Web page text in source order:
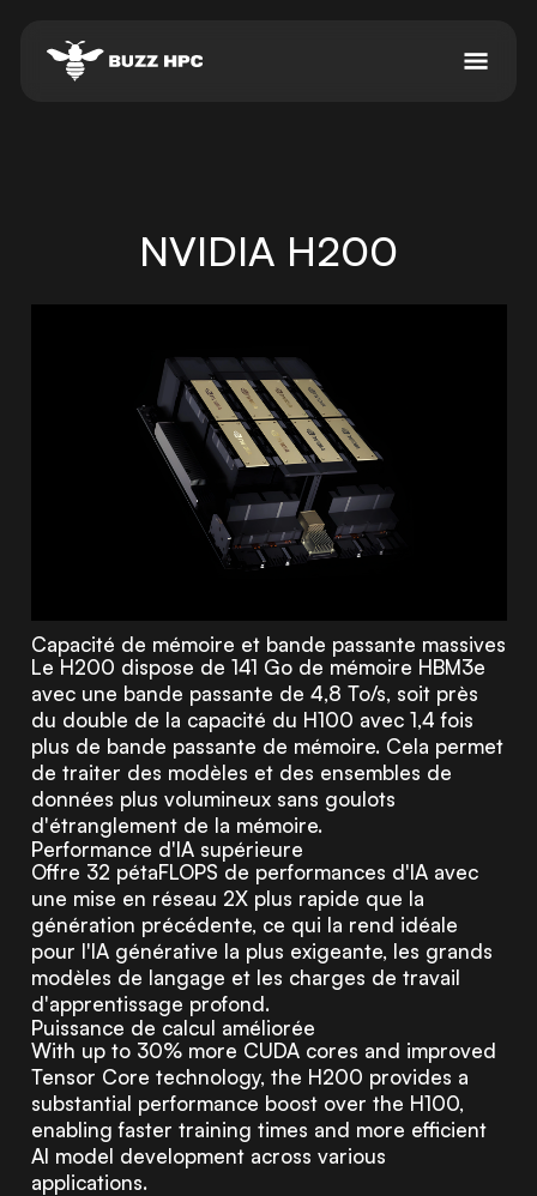
NVIDIA H200
Capacité de mémoire et bande passante massives
Le H200 dispose de 141 Go de mémoire HBM3e
avec une bande passante de 4,8 To/s, soit près
du double de la capacité du H100 avec 1,4 fois
plus de bande passante de mémoire. Cela permet
de traiter des modèles et des ensembles de
données plus volumineux sans goulots
d'étranglement de la mémoire.
Performance d'IA supérieure
Offre 32 pétaFLOPS de performances d'IA avec
une mise en réseau 2X plus rapide que la
génération précédente, ce qui la rend idéale
pour l'IA générative la plus exigeante, les grands
modèles de langage et les charges de travail
d'apprentissage profond.
Puissance de calcul améliorée
With up to 30% more CUDA cores and improved
Tensor Core technology, the H200 provides a
substantial performance boost over the H100,
enabling faster training times and more efficient
AI model development across various
applications.